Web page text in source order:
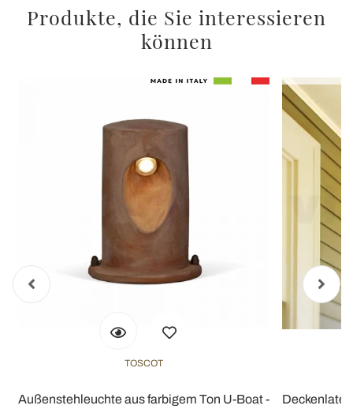
Produkte, die Sie interessieren
können
TOSCOT
Außenstehleuchte aus farbigem Ton U-Boat -